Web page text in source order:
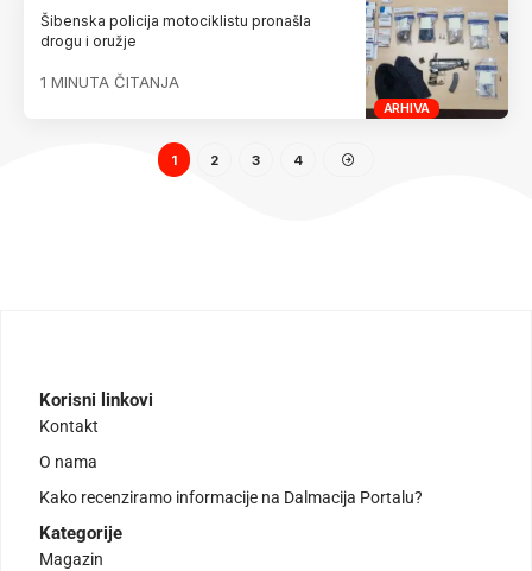
ARHIVA
Šibenska policija motociklistu pronašla
drogu i oružje
1 MINUTA ČITANJA
1 2 3 4
Korisni linkovi
Kontakt
O nama
Kako recenziramo informacije na Dalmacija Portalu?
Kategorije
Magazin